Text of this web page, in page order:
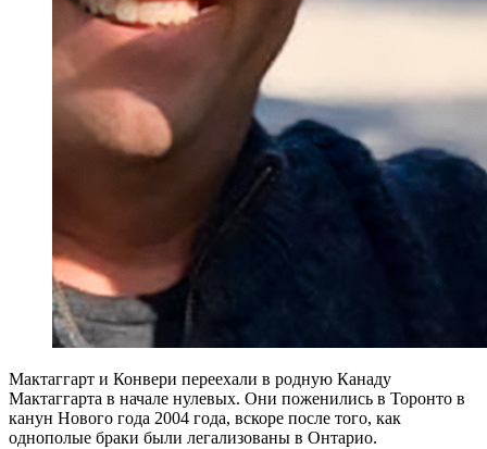
Мактаггарт и Конвери переехали в родную Канаду
Мактаггарта в начале нулевых. Они поженились в Торонто в
канун Нового года 2004 года, вскоре после того, как
однополые браки были легализованы в Онтарио.